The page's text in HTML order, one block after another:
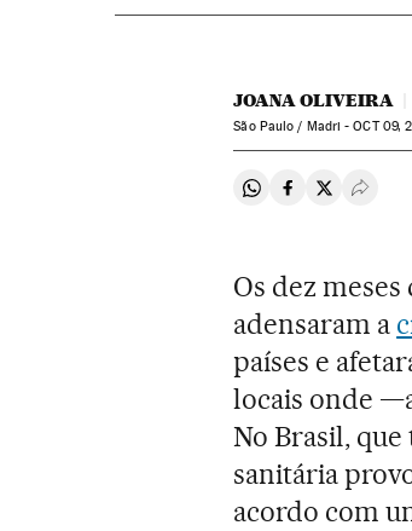
JOANA OLIVEIRA
São Paulo / Madri -OCT09,
Compartir en
Compartir en
Compartir
Os dez
adensaram a
países e
locais onde
No Brasil, que
sanitária
acordo com